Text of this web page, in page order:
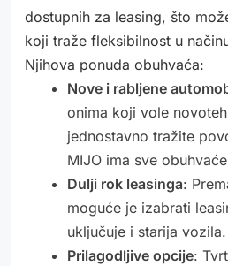
dostupnih za leasing, što
koji traže fleksibilnost u
Njihova ponuda obuhvaća:
Nove i rabljene
onima koji vole
jednostavno tražite
MIJO ima sve
Dulji rok leasinga:
moguće je izabrati
uključuje i starija vozila.
Prilagodljive opcije: